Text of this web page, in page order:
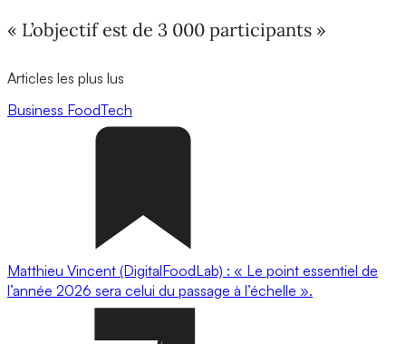
« L’objectif est de 3 000 participants »
Articles les plus lus
Business FoodTech
Matthieu Vincent (DigitalFoodLab) : « Le point essentiel de
l’année 2026 sera celui du passage à l’échelle ».